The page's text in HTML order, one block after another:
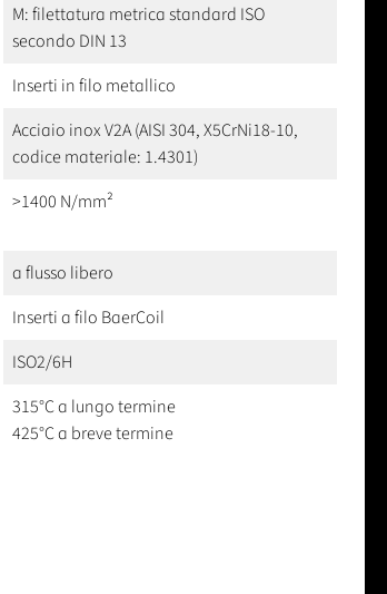
M: filettatura metrica standard ISO
secondo DIN 13
Inserti in filo metallico
Acciaio inox V2A (AISI 304, X5CrNi18-10,
codice materiale: 1.4301)
>1400 N/mm²
a flusso libero
Inserti a filo BaerCoil
ISO2/6H
315°C a lungo termine
425°C a breve termine